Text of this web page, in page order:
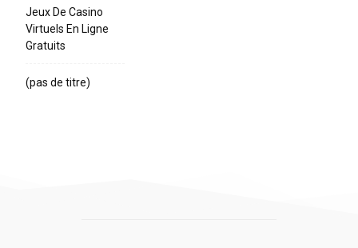
Jeux De Casino
Virtuels En Ligne
Gratuits
(pas de titre)